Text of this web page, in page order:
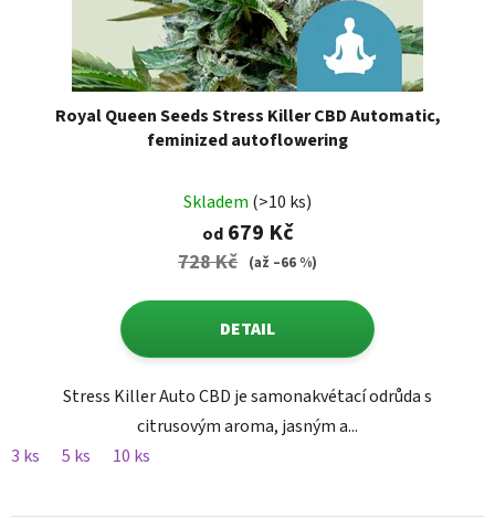
Royal Queen Seeds Stress Killer CBD Automatic,
feminized autoflowering
Skladem (>10 ks)
od679 Kč
728 Kč (až –66 %)
DETAIL
Stress Killer Auto CBD je samonakvétací odrůda s
citrusovým aroma, jasným a...
3 ks
5 ks 10 ks